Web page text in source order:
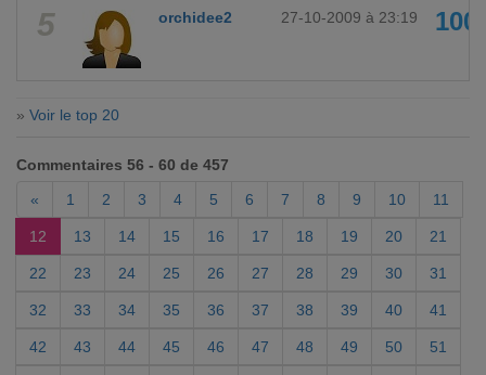
5 orchidee2 27-10-2009 à 23:19
» Voir le top 20
Commentaires 56 - 60 de 457
«
1 2 3 4 5 6 7 8 9 10 11
12 13 14 15 16 17 18 19 20 21
22 23 24 25 26 27 28 29 30 31
32 33 34 35 36 37 38 39 40 41
42 43 44 45 46 47 48 49 50 51